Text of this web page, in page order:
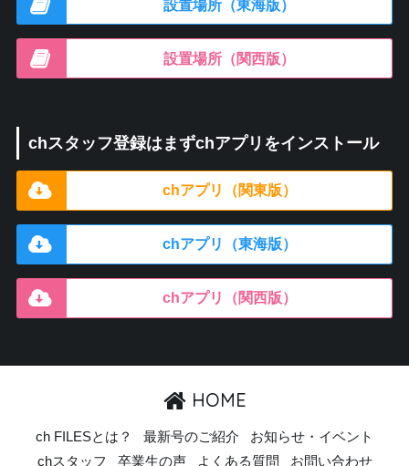
設置場所（東海版）
設置場所（関西版）
chスタッフ登録はまずchアプリをインストール
chアプリ（関東版）
chアプリ（東海版）
chアプリ（関西版）
HOME
ch FILESとは？ 最新号のご紹介
お知らせ・イベント
chスタッフ
卒業生の声 よくある質問 お問い合わせ